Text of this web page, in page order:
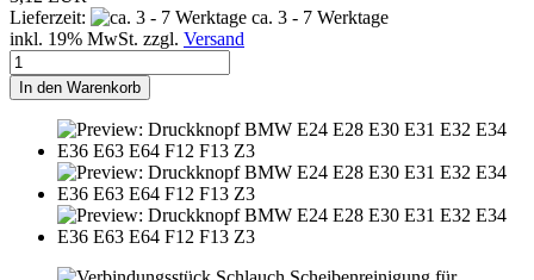
Lieferzeit:
ca. 3 - 7 Werktage
inkl. 19% MwSt. zzgl. Versand
In den Warenkorb